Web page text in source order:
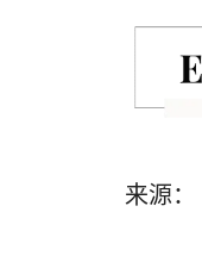
来源：